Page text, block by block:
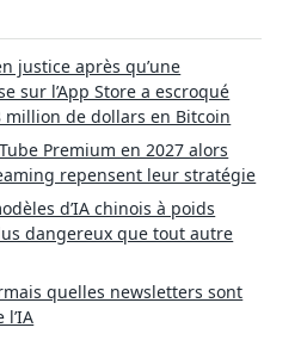
justice après qu’une
sur l’App Store a escroqué
de dollars en Bitcoin
Premium en 2027 alors
repensent leur stratégie
d’IA chinois à poids
dangereux que tout autre
quelles newsletters sont
l’IA